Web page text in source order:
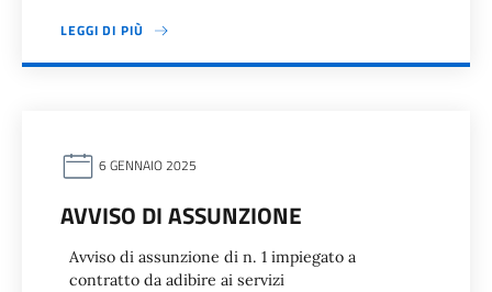
LEGGI DI PIÙ
6 GENNAIO 2025
AVVISO DI ASSUNZIONE
Avviso di assunzione di n. 1 impiegato a
contratto da adibire ai servizi